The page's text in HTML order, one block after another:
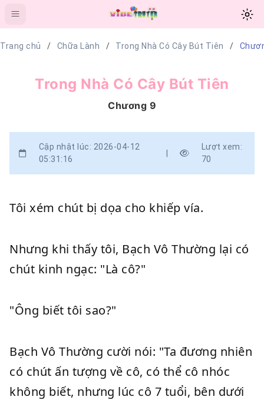
Trang chủ Chữa Lành Trong Nhà Có Cây Bút Tiên
Trong Nhà Có Cây Bút Tiên
Chương 9
Cập nhật lúc: 2026-04-12
05:31:16
|
Lượt xem:
70
Tôi xém chút bị dọa cho khiếp vía.
Nhưng khi thấy tôi, Bạch Vô Thường lại có
chút kinh ngạc: "Là cô?"
"Ông biết tôi sao?"
Bạch Vô Thường cười nói: "Ta đương nhiên
có chút ấn tượng về cô, có thể cô nhóc
không biết, nhưng lúc cô 7 tuổi, bên dưới